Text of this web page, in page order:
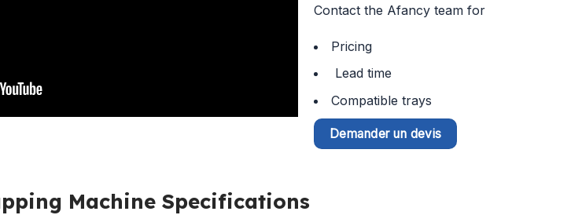
Contact the Afancy team for
Pricing
Lead time
Compatible trays
Demander un devis
Machine Specifications